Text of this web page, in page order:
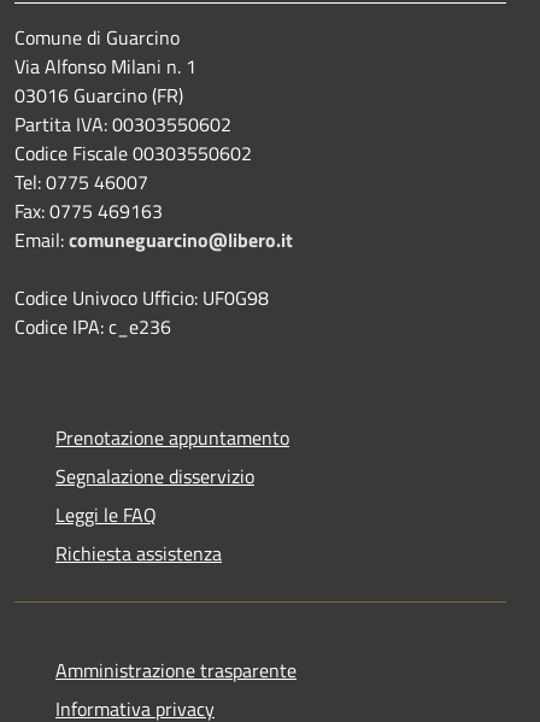
Comune di Guarcino
Via Alfonso Milani n. 1
03016 Guarcino (FR)
Partita IVA: 00303550602
Codice Fiscale 00303550602
Tel: 0775 46007
Fax: 0775 469163
Email:comuneguarcino@libero.it
Codice Univoco Ufficio: UF0G98
Codice IPA: c_e236
Prenotazione appuntamento
Segnalazione disservizio
Leggi le FAQ
Richiesta assistenza
Amministrazione trasparente
Informativa privacy